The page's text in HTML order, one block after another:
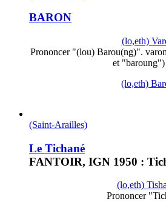
BARON
(lo,eth)
Prononcer "(lou) Barou(ng)".
et
(lo,eth)
(Saint-Arailles)
Le Tichané
FANTOIR, IGN 1950 :
(lo,eth)
Prononcer